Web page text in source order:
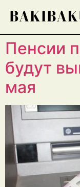
Пенсии
будут
мая